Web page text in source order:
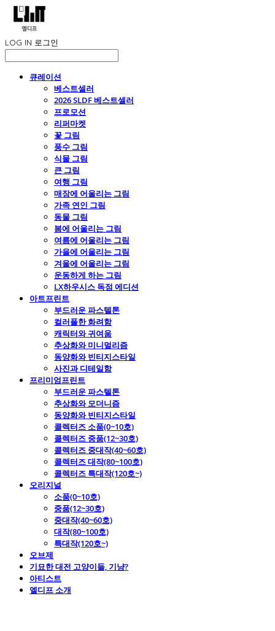
LOG IN 로그인
큐레이션
베스트셀러
2026 SLDF 베스트셀러
프로모션
리퍼마켓
꽃 그림
풍수 그림
식물 그림
큰 그림
여행 그림
매장에 어울리는 그림
가족 연인 그림
동물 그림
봄에 어울리는 그림
여름에 어울리는 그림
가을에 어울리는 그림
겨울에 어울리는 그림
운동하게 하는 그림
LX하우시스 독점 에디션
아트프린트
부드러운 파스텔톤
컬러풀한 화려함
캐릭터와 귀여움
추상화와 미니멀리즘
동양화와 빈티지스타일
사진과 디테일함
프리미엄프린트
부드러운 파스텔톤
추상화와 모더니즘
동양화와 빈티지스타일
콜렉터즈 소품(0~10호)
콜렉터즈 중품(12~30호)
콜렉터즈 중대작(40~60호)
콜렉터즈 대작(80~100호)
콜렉터즈 특대작(120호~)
오리지널
소품(0~10호)
중품(12~30호)
중대작(40~60호)
대작(80~100호)
특대작(120호~)
오브제
기묘한 대전 고양이들, 기냥?
아티스트
엘디프 소개